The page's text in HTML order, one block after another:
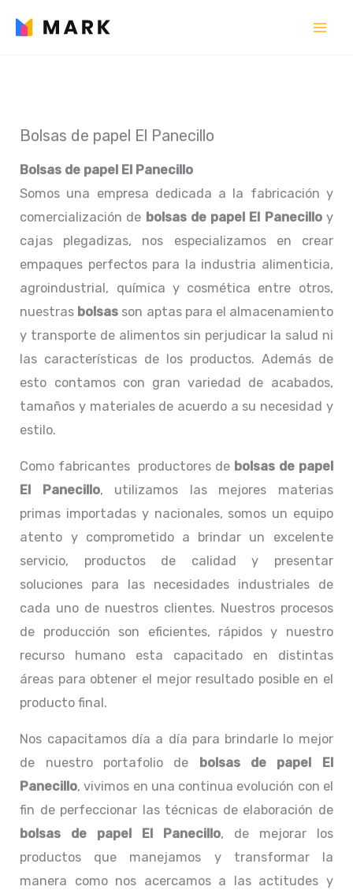
Bolsas de papel El Panecillo
Bolsas de papel El Panecillo
Somos una empresa dedicada a la fabricación y
comercialización de bolsas de papel El Panecilloy
cajas plegadizas, nos especializamos en crear
empaques perfectos para la industria alimenticia,
agroindustrial, química y cosmética entre otros,
nuestras bolsas son aptas para el almacenamiento
y transporte de alimentos sin perjudicar la salud ni
las características de los productos. Además de
esto contamos con gran variedad de acabados,
tamaños y materiales de acuerdo a su necesidad y
estilo.
Como fabricantes productores de bolsas de papel
El Panecillo, utilizamos las mejores materias
primas importadas y nacionales, somos un equipo
atento y comprometido a brindar un excelente
servicio, productos de calidad y presentar
soluciones para las necesidades industriales de
cada uno de nuestros clientes. Nuestros procesos
de producción son eficientes, rápidos y nuestro
recurso humano esta capacitado en distintas
áreas para obtener el mejor resultado posible en el
producto final.
Nos capacitamos día a día para brindarle lo mejor
de nuestro portafolio de
bolsas de papel El
Panecillo, vivimos en una continua evolución con el
fin de perfeccionar las técnicas de elaboración de
bolsas de papel El Panecillo, de mejorar los
productos que manejamos y transformar la
manera como nos acercamos a las actitudes y